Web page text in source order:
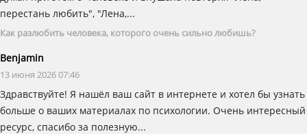
перестань любить", "Лена,...
Как разлюбить человека, которого очень сильно любишь?
Benjamin
13 июня 2026 07:46
Здравствуйте! Я нашёл ваш сайт в интернете и хотел бы узнать
больше о ваших материалах по психологии. Очень интересный
ресурс, спасибо за полезную...